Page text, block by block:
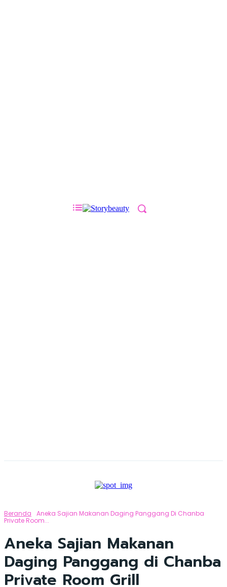
Beranda
Aneka Sajian Makanan Daging Panggang Di Chanba
Private Room...
Aneka Sajian Makanan
Daging Panggang di Chanba
Private Room Grill